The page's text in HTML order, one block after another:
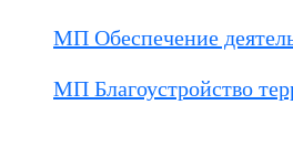
МП Обеспечение
МП Благоустройство